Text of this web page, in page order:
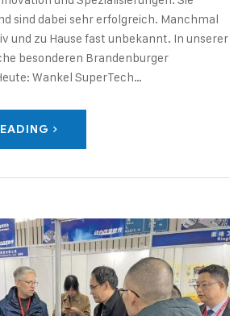
sind dabei sehr erfolgreich. Manchmal
und zu Hause fast unbekannt. In unserer
besonderen Brandenburger
Wankel SuperTech…